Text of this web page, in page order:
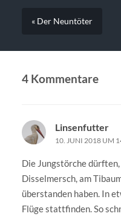
« Der Neuntöter
4 Kommentare
Linsenfutter
10. JUNI 2018 UM
Die Jungstörche
Disselmersch, am
überstanden haben. In
Flüge stattfinden. So